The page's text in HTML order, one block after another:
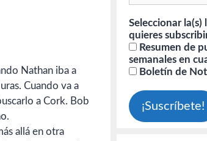
Nathan iba a
Cuando va a
a Cork. Bob
allá en otra
Seleccionar la(s)
quieres
Resumen de
semanales en
Boletín de